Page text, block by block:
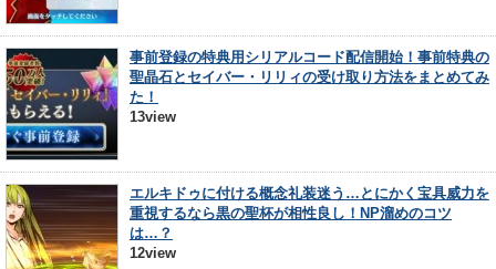
事前登録の特典用シリアルコード配信開始！事前特典の
聖晶石とセイバー・リリィの受け取り方法をまとめてみ
た！
13view
エルキドゥに付ける概念礼装迷う…とにかく宝具威力を
重視するなら黒の聖杯が相性良し！NP溜めのコツ
は…？
12view